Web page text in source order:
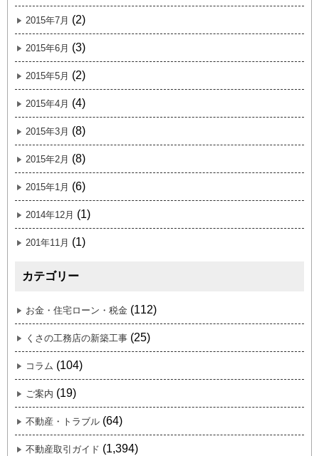
2015年7月 (2)
2015年6月 (3)
2015年5月 (2)
2015年4月 (4)
2015年3月 (8)
2015年2月 (8)
2015年1月 (6)
2014年12月 (1)
201年11月 (1)
カテゴリー
お金・住宅ローン・税金 (112)
くさの工務店の新築工事 (25)
コラム (104)
ご案内 (19)
不動産・トラブル (64)
不動産取引ガイド (1,394)